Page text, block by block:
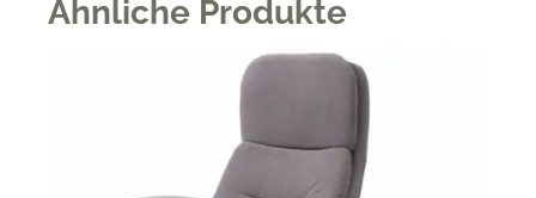
Ähnliche Produkte